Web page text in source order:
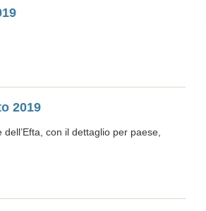
2019
con il dettaglio per paese,